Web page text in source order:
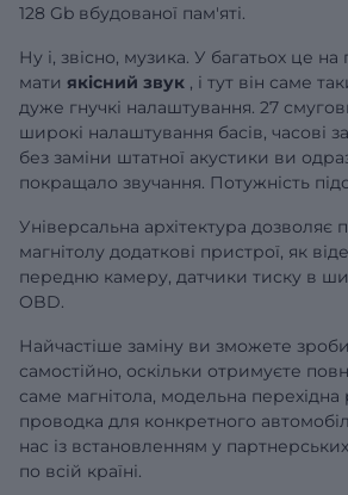
128 Gb вбудованої пам'яті.
Ну і, звісно, музика. У багатьох це
мати якісний звук , і тут він саме
дуже гнучкі налаштування. 27
широкі налаштування басів, часові
без заміни штатної акустики ви
покращало звучання. Потужність
Універсальна архітектура дозволяє
магнітолу додаткові пристрої, як
передню камеру, датчики тиску в
OBD.
Найчастіше заміну ви зможете
самостійно, оскільки отримуєте
саме магнітола, модельна
проводка для конкретного
нас із встановленням у
по всій країні.